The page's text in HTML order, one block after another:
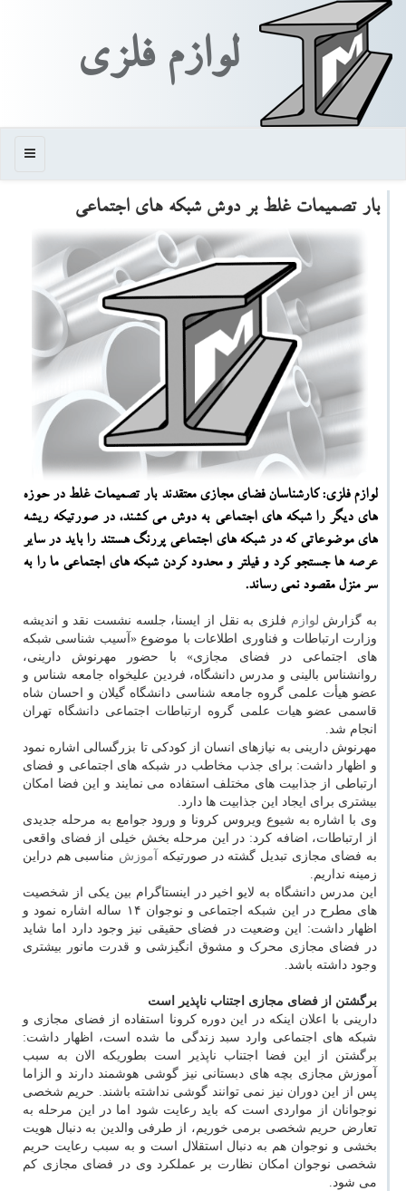
لوازم فلزی
منو
بار تصمیمات غلط بر دوش شبكه های اجتماعی
لوازم فلزی: کارشناسان فضای مجازی معتقدند بار تصمیمات غلط در حوزه
های دیگر را شبکه های اجتماعی به دوش می کشند، در صورتیکه ریشه
های موضوعاتی که در شبکه های اجتماعی پررنگ هستند را باید در سایر
عرصه ها جستجو کرد و فیلتر و محدود کردن شبکه های اجتماعی ما را به
سر منزل مقصود نمی رساند.
به گزارش لوازم فلزی به نقل از ایسنا، جلسه نشست نقد و اندیشه
وزارت ارتباطات و فناوری اطلاعات با موضوع «آسیب شناسی شبکه
های اجتماعی در فضای مجازی» با حضور مهرنوش دارینی،
روانشناس بالینی و مدرس دانشگاه، فردین علیخواه جامعه شناس و
عضو هیأت علمی گروه جامعه شناسی دانشگاه گیلان و احسان شاه
قاسمی عضو هیات علمی گروه ارتباطات اجتماعی دانشگاه تهران
انجام شد.
مهرنوش دارینی به نیازهای انسان از کودکی تا بزرگسالی اشاره نمود
و اظهار داشت: برای جذب مخاطب در شبکه های اجتماعی و فضای
ارتباطی از جذابیت های مختلف استفاده می نمایند و این فضا امکان
بیشتری برای ایجاد این جذابیت ها دارد.
وی با اشاره به شیوع ویروس کرونا و ورود جوامع به مرحله جدیدی
از ارتباطات، اضافه کرد: در این مرحله بخش خیلی از فضای واقعی
به فضای مجازی تبدیل گشته در صورتیکه
آموزش مناسبی هم دراین
زمینه نداریم.
این مدرس دانشگاه به لایو اخیر در اینستاگرام بین یکی از شخصیت
های مطرح در این شبکه اجتماعی و نوجوان ۱۴ ساله اشاره نمود و
اظهار داشت: این وضعیت در فضای حقیقی نیز وجود دارد اما شاید
در فضای مجازی محرک و مشوق انگیزشی و قدرت مانور بیشتری
وجود داشته باشد.
برگشتن از فضای مجازی اجتناب ناپذیر است
دارینی با اعلان اینکه در این دوره کرونا استفاده از فضای مجازی و
شبکه های اجتماعی وارد سبد زندگی ما شده است، اظهار داشت:
برگشتن از این فضا اجتناب ناپذیر است بطوریکه الان به سبب
آموزش مجازی بچه های دبستانی نیز گوشی هوشمند دارند و الزاما
پس از این دوران نیز نمی توانند گوشی نداشته باشند. حریم شخصی
نوجوانان از مواردی است که باید رعایت شود اما در این مرحله به
تعارض حریم شخصی برمی خوریم، از طرفی والدین به دنبال هویت
بخشی و نوجوان هم به دنبال استقلال است و به سبب رعایت حریم
شخصی نوجوان امکان نظارت بر عملکرد وی در فضای مجازی کم
می شود.